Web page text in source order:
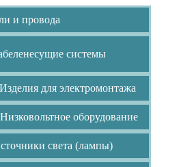
и провода
системы
Изделия для электромонтажа
Низковольтное оборудование
света (лампы)